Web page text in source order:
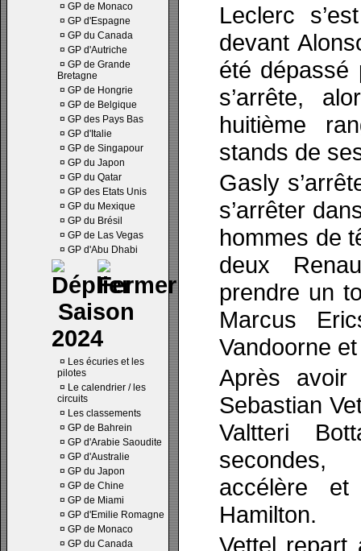
¤ GP de Monaco
¤ GP d'Espagne
¤ GP du Canada
¤ GP d'Autriche
¤ GP de Grande
Bretagne
¤ GP de Hongrie
¤ GP de Belgique
¤ GP des Pays Bas
¤ GP d'Italie
¤ GP de Singapour
¤ GP du Japon
¤ GP du Qatar
¤ GP des Etats Unis
¤ GP du Mexique
¤ GP du Brésil
¤ GP de Las Vegas
¤ GP d'Abu Dhabi
Saison
2024
¤ Les écuries et les
pilotes
¤ Le calendrier / les
circuits
¤ Les classements
¤ GP de Bahrein
¤ GP d'Arabie Saoudite
¤ GP d'Australie
¤ GP du Japon
¤ GP de Chine
¤ GP de Miami
¤ GP d'Emilie Romagne
¤ GP de Monaco
¤ GP du Canada
Leclerc
devant
été dépassé
s’arrête,
huitième
stands de
Gasly
s’arrêter
hommes de
deux
prendre un
Marcus
Vandoorne
Après
Sebastian
Valtteri
accélère
Hamilton.
Vettel repart